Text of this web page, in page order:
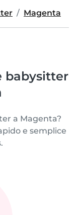
Magenta
babysitter
a Magenta?
e semplice